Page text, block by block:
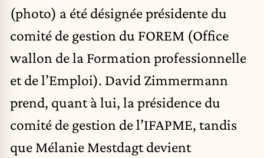
(photo) a été désignée présidente du
comité de gestion du FOREM (Office
wallon de la Formation professionnelle
et de l’Emploi). David Zimmermann
prend, quant à lui, la présidence du
comité de gestion de l’IFAPME, tandis
que Mélanie Mestdagt devient